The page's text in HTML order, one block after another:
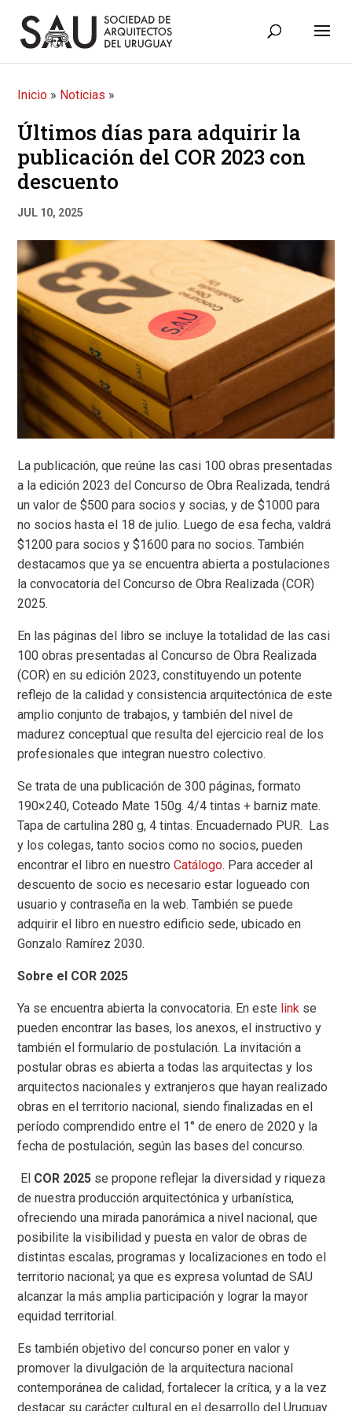
Inicio » Noticias »
Últimos días para adquirir la
publicación del COR 2023 con
descuento
JUL 10, 2025
La publicación, que reúne las casi 100 obras presentadas
a la edición 2023 del Concurso de Obra Realizada, tendrá
un valor de $500 para socios y socias, y de $1000 para
no socios hasta el 18 de julio. Luego de esa fecha, valdrá
$1200 para socios y $1600 para no socios. También
destacamos que ya se encuentra abierta a postulaciones
la convocatoria del Concurso de Obra Realizada (COR)
2025.
En las páginas del libro se incluye la totalidad de las casi
100 obras presentadas al Concurso de Obra Realizada
(COR) en su edición 2023, constituyendo un potente
reflejo de la calidad y consistencia arquitectónica de este
amplio conjunto de trabajos, y también del nivel de
madurez conceptual que resulta del ejercicio real de los
profesionales que integran nuestro colectivo.
Se trata de una publicación de 300 páginas, formato
190×240, Coteado Mate 150g. 4/4 tintas + barniz mate.
Tapa de cartulina 280 g, 4 tintas. Encuadernado PUR. Las
y los colegas, tanto socios como no socios, pueden
encontrar el libro en nuestroCatálogo. Para acceder al
descuento de socio es necesario estar logueado con
usuario y contraseña en la web. También se puede
adquirir el libro en nuestro edificio sede, ubicado en
Gonzalo Ramírez 2030.
Sobre el COR 2025
Ya se encuentra abierta la convocatoria. En este link se
pueden encontrar las bases, los anexos, el instructivo y
también el formulario de postulación. La invitación a
postular obras es abierta a todas las arquitectas y los
arquitectos nacionales y extranjeros que hayan realizado
obras en el territorio nacional, siendo finalizadas en el
período comprendido entre el 1° de enero de 2020 y la
fecha de postulación, según las bases del concurso.
El COR 2025 se propone reflejar la diversidad y riqueza
de nuestra producción arquitectónica y urbanística,
ofreciendo una mirada panorámica a nivel nacional, que
posibilite la visibilidad y puesta en valor de obras de
distintas escalas, programas y localizaciones en todo el
territorio nacional; ya que es expresa voluntad de SAU
alcanzar la más amplia participación y lograr la mayor
equidad territorial.
Es también objetivo del concurso poner en valor y
promover la divulgación de la arquitectura nacional
contemporánea de calidad, fortalecer la crítica, y a la vez
destacar su carácter cultural en el desarrollo del Uruguay.